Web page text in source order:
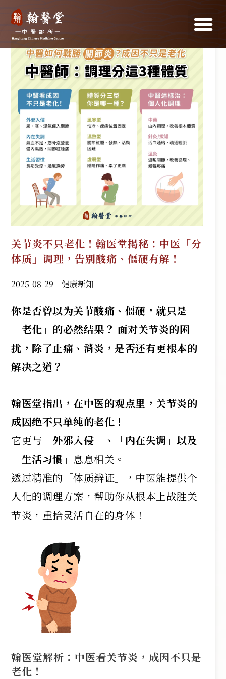
关节炎不只老化！翰医堂揭秘：中医「分
体质」调理，告别酸痛、僵硬有解！
2025-08-29 健康新知
你是否曾以为关节酸痛、僵硬，就只是
「老化」的必然结果？ 面对关节炎的困
扰，除了止痛、消炎，是否还有更根本的
解决之道？
翰医堂指出，在中医的观点里，关节炎的
成因绝不只单纯的老化！
它更与 「外邪入侵」、「内在失调」以及
「生活习惯」 息息相关。
透过精准的「体质辨证」，中医能提供个
人化的调理方案，帮助你从根本上战胜关
节炎，重拾灵活自在的身体！
翰医堂解析：中医看关节炎，成因不只是
老化！